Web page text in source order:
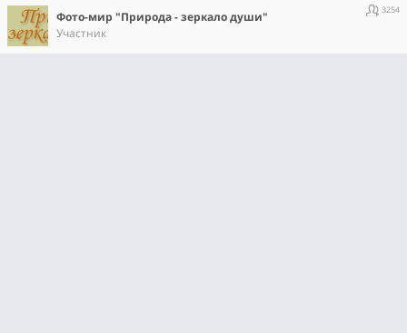
Фото-мир "Природа - зеркало души"
Участник
3254